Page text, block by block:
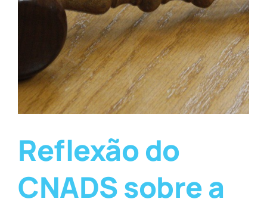
Reflexão do
CNADS sobre a